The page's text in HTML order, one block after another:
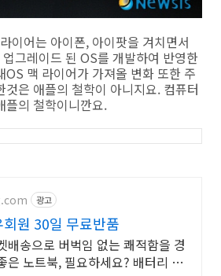
이어는 아이폰, 아이팟을 겨치면서
그레이드 된 OS를 개발하여 반영한
OS 맥 라이어가 가져올 변화 또한 주
것은 애플의 철학이 아니지요. 컴퓨터
플의 철학이니깐요.
광고
원 30일 무료반품
배송으로 버벅임 없는 쾌적함을 경
은 노트북, 필요하세요? 배터리 걱